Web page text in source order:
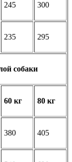
245 300
235 295
собаки
60 кг 80 кг
380 405